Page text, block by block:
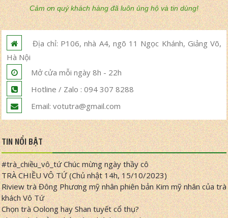
Cảm ơn quý khách hàng đã luôn ủng hộ và tin dùng!
Địa chỉ: P106, nhà A4, ngõ 11 Ngọc Khánh, Giảng Võ,
Hà Nội
Mở cửa mỗi ngày 8h - 22h
Hotline / Zalo : 094 307 8288
Email: votutra@gmail.com
TIN NỔI BẬT
#trà_chiều_vô_tứ Chúc mừng ngày thầy cô
TRÀ CHIỀU VÔ TỨ (Chủ nhật 14h, 15/10/2023)
Riview trà Đông Phương mỹ nhân phiên bản Kim mỹ nhân của trà
khách Vô Tứ
Chọn trà Oolong hay Shan tuyết cổ thụ?